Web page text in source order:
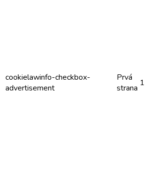
cookielawinfo-checkbox-
advertisement
Prvá
strana